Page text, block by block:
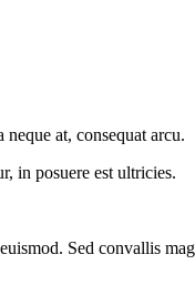
at, consequat arcu.
in posuere est ultricies.
Sed convallis